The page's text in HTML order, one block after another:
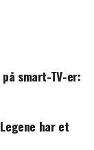
smart-TV-er:
har et